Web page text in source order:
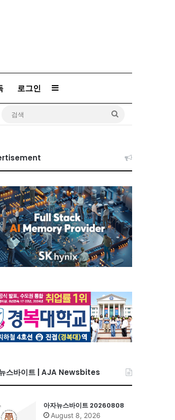
로그인 Sidebar
스바이트 | AJA Newsbites
아자뉴스바이트 20260808
August 8, 2026